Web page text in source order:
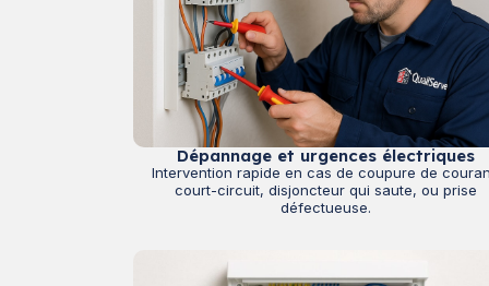
Dépannage et urgences électriques
Intervention rapide en cas de coupure de
court-circuit, disjoncteur qui saute, ou prise
défectueuse.